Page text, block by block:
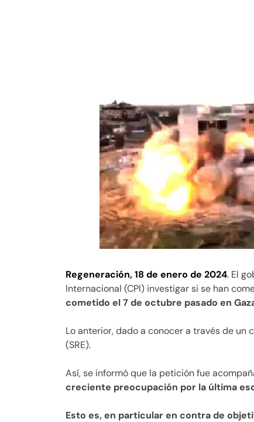
Regeneración, 18 de enero de 2024. El
Internacional (CPI) investigar si se han
cometido el 7 de octubre pasado en
Lo anterior, dado a conocer a través de un
(SRE).
Así, se informó que la petición fue
creciente preocupación por la última
Esto es, en particular en contra de